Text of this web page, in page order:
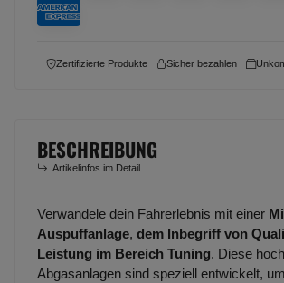
Zertifizierte Produkte Sicher bezahlen
BESCHREIBUNG
Artikelinfos im Detail
Verwandele dein Fahrerlebnis mit einer
Auspuffanlage, dem Inbegriff von
Leistung im Bereich Tuning. Diese
Abgasanlagen sind speziell entwickelt,